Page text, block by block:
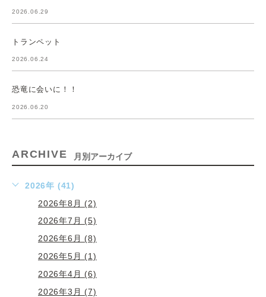
2026.06.29
トランペット
2026.06.24
恐竜に会いに！！
2026.06.20
ARCHIVE 月別アーカイブ
2026年 (41)
2026年8月 (2)
2026年7月 (5)
2026年6月 (8)
2026年5月 (1)
2026年4月 (6)
2026年3月 (7)